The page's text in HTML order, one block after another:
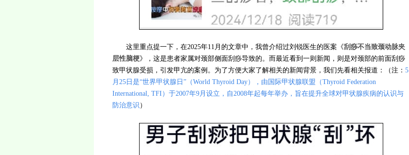
这里重点提一下，在2025年11月的文章中，我曾介绍过刘锐医生的医案《刮痧不当致颈动脉夹
层性脑梗》，这是患者家属对颈部侧面刮痧导致的。而最近看到一则新闻，则是对颈部的前面刮痧
致甲状腺受损，引发甲亢的案例。为了方便大家了解相关的新闻背景，我们先看相关报道：（注： 5
月25日是“世界甲状腺日”（World Thyroid Day），由国际甲状腺联盟（Thyroid Federation
International, TFI）于2007年9月设立，自2008年起每年举办，旨在提升全球对甲状腺疾病的认识与
防治意识 ）